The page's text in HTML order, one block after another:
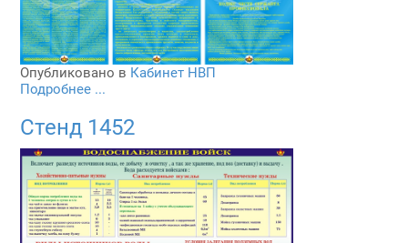
Опубликовано в Кабинет НВП
Подробнее ...
Стенд 1452